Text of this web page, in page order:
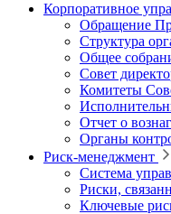
Корпоративное
Обращение
Структура
Общее
Совет
Комитеты
Отчет о
Органы
Риск-менеджмент
Система
Риски,
Ключевые